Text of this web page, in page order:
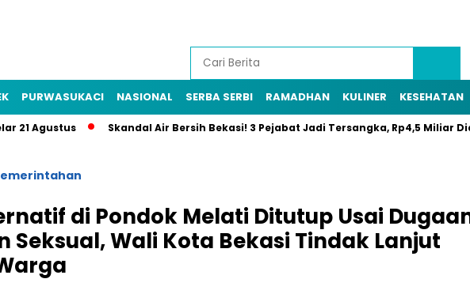
PURWASUKACI NASIONAL SERBA SERBI RAMADHAN KULINER KESEHATAN
Agustus Skandal Air Bersih Bekasi! 3 Pejabat Jadi Tersangka, Rp4,5 Miliar
di Pondok Melati Ditutup Usai
Seksual, Wali Kota Bekasi Tindak Lanjut